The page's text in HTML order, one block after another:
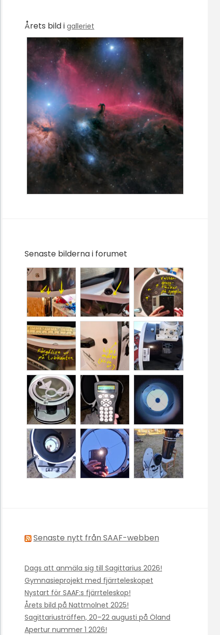
Årets bild i galleriet
Senaste bilderna i forumet
Senaste nytt från SAAF-webben
Dags att anmäla sig till Sagittarius 2026!
Gymnasieprojekt med fjärrteleskopet
Nystart för SAAF:s fjärrteleskop!
Årets bild på Nattmolnet 2025!
Sagittariusträffen, 20–22 augusti på Öland
Apertur nummer 1 2026!